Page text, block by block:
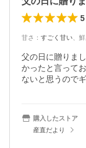
5
甘さ ： すごく甘い
父の日に贈りま
かったと言って
ないと思うので
購入したストア
産直だより